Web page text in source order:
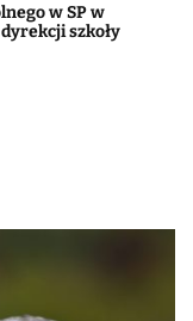
w SP w
szkoły